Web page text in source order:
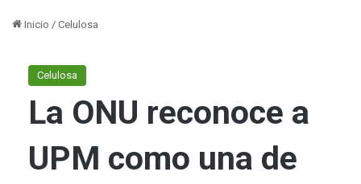
Inicio / Celulosa
Celulosa
La ONU reconoce a
UPM como una de